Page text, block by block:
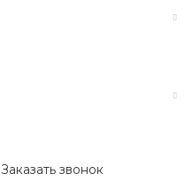
Заказать звонок